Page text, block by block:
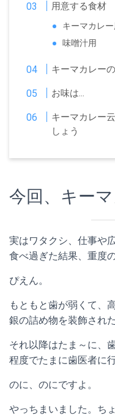
用意する食材
キーマカレー
味噌汁用
キーマカレー
お味は…
キーマカレー
しょう
今回、キー
実はワタクシ、仕事や
食べ過ぎた結果、重度
ぴえん。
もともと歯が弱くて、
銀の詰め物を装飾され
それ以降はたま～に、
程度でたまに歯医者に
のに、のにですよ。
やっちまいました。ち